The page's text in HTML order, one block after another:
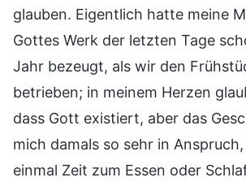
glauben. Eigentlich hatte meine
Gottes Werk der letzten Tage
Jahr bezeugt, als wir den
betrieben; in meinem Herzen
dass Gott existiert, aber das
mich damals so sehr in
einmal Zeit zum Essen oder